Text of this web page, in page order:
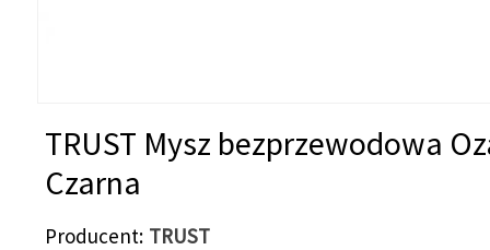
TRUST Mysz bezprzewodowa
Czarna
Producent TRUST